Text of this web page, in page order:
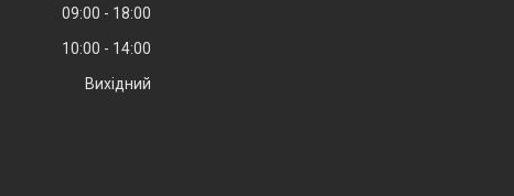
09:00
18:00
10:00
14:00
Вихідний